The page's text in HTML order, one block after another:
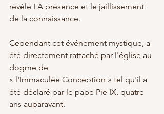
révèle LA présence et le jaillissement
de la connaissance.
Cependant cet événement mystique, a
été directement rattaché par l'église au
dogme de
« l'Immaculée Conception » tel qu'il a
été déclaré par le pape Pie IX, quatre
ans auparavant.